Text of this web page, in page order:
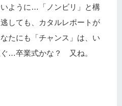
ように…「ノンビリ」と構
しても、カタルレポートが
たにも「チャンス」は、い
…卒業式かな？ 又ね。